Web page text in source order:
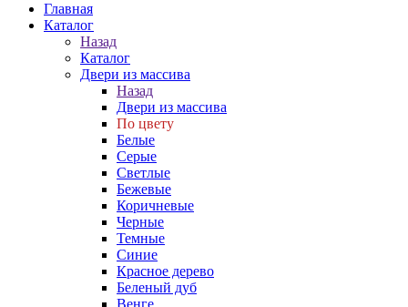
Главная
Каталог
Назад
Каталог
Двери из массива
Назад
Двери из массива
По цвету
Белые
Серые
Светлые
Бежевые
Коричневые
Черные
Темные
Синие
Красное дерево
Беленый дуб
Венге